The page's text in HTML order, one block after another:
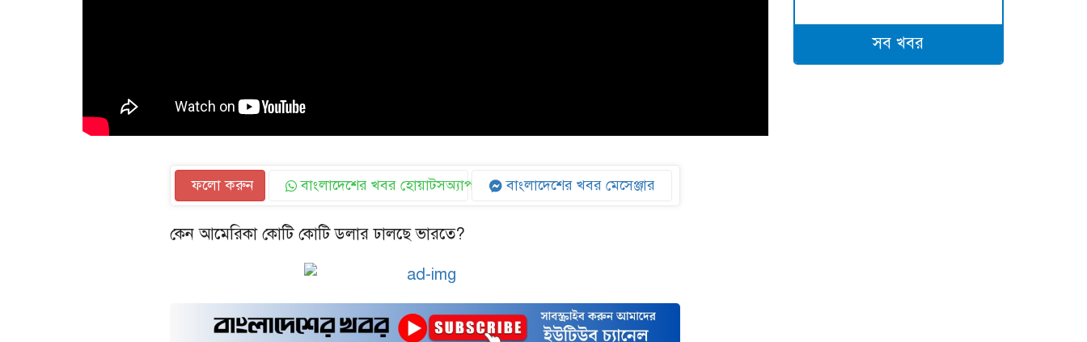
ফলো করুন বাংলাদেশের খবর হোয়াটসঅ্যাপ বাংলাদেশের খবর মেসেঞ্জার
কেন আমেরিকা কোটি কোটি ডলার ঢালছে ভারতে?
সব খবর